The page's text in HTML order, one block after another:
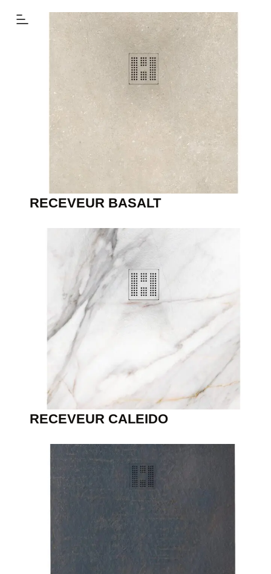
RECEVEUR BASALT
RECEVEUR CALEIDO